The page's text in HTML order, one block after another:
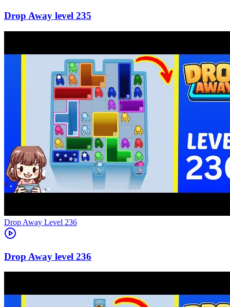
235
Level 236
236